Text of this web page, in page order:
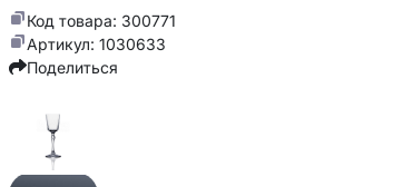
Код товара: 300771
Артикул: 1030633
Поделиться